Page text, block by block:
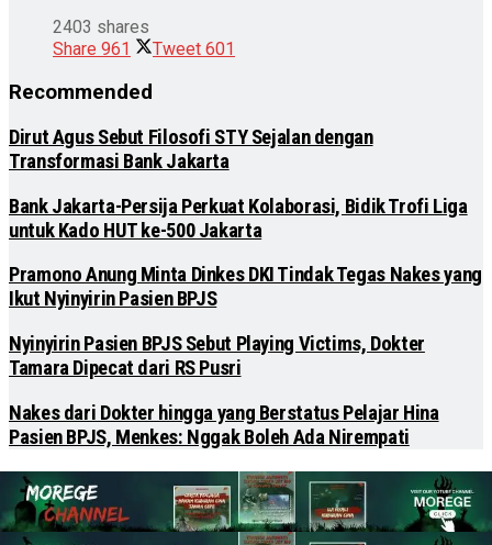
2403 shares
Share 961 Tweet 601
Recommended
Dirut Agus Sebut Filosofi STY Sejalan dengan
Transformasi Bank Jakarta
Bank Jakarta-Persija Perkuat Kolaborasi, Bidik Trofi Liga
untuk Kado HUT ke-500 Jakarta
Pramono Anung Minta Dinkes DKI Tindak Tegas Nakes yang
Ikut Nyinyirin Pasien BPJS
Nyinyirin Pasien BPJS Sebut Playing Victims, Dokter
Tamara Dipecat dari RS Pusri
Nakes dari Dokter hingga yang Berstatus Pelajar Hina
Pasien BPJS, Menkes: Nggak Boleh Ada Nirempati